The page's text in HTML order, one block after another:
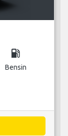
local_gas_station
Bensin